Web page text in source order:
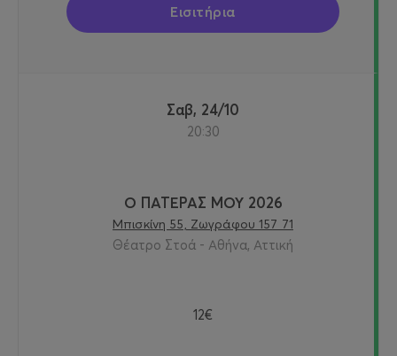
Εισιτήρια
Σαβ, 24/10
20:30
Ο ΠΑΤΕΡΑΣ ΜΟΥ 2026
Μπισκίνη 55, Ζωγράφου 157 71
Θέατρο Στοά - Αθήνα, Αττική
12€